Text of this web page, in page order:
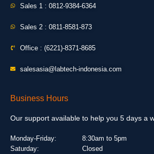
Sales 1 : 0812-9384-6364
Sales 2 : 0811-8581-873
Office : (6221)-8371-8685
salesasia@labtech-indonesia.com
Business Hours
Our support available to help you 5 days a
Monday-Friday:
Saturday:
8:30am to 5pm
Closed